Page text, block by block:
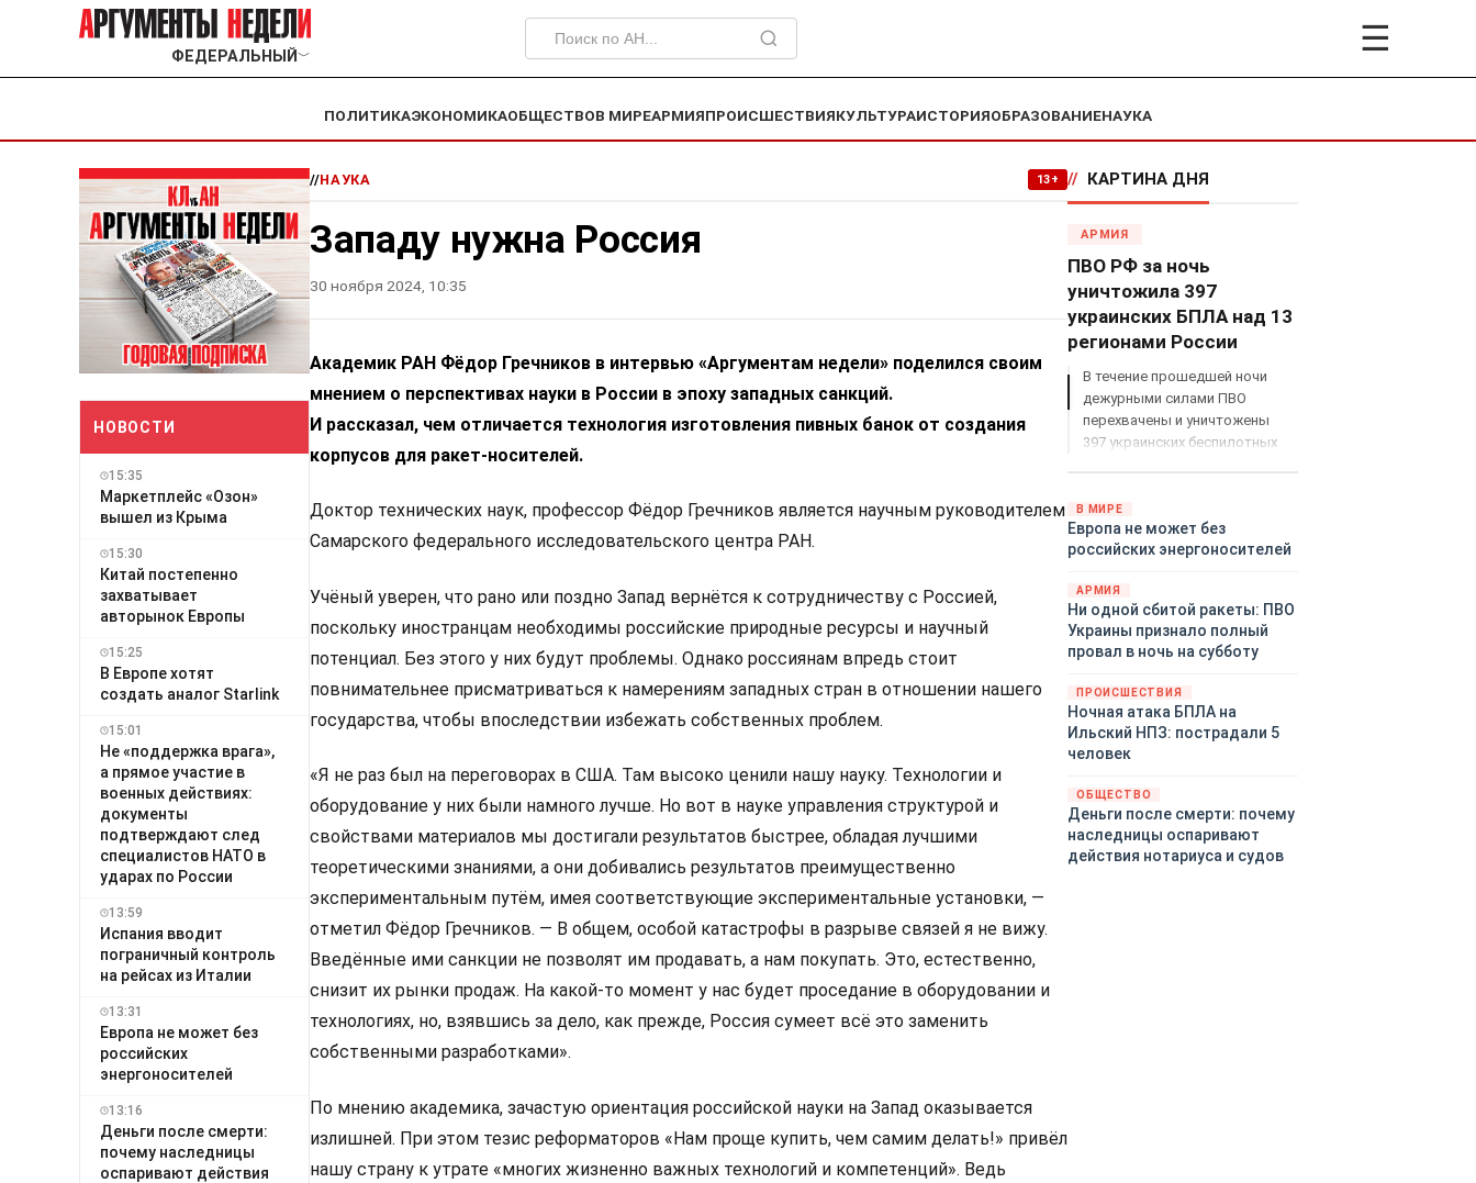
ФЕДЕРАЛЬНЫЙ ﹀ ☰
ПОЛИТИКАЭКОНОМИКАОБЩЕСТВОВ МИРЕАРМИЯПРОИСШЕСТВИЯКУЛЬТУРАИСТОРИЯОБРАЗОВАНИЕНАУКА
НОВОСТИ
15:35
Маркетплейс «Озон»
вышел из Крыма
15:30
Китай постепенно
захватывает
авторынок Европы
15:25
В Европе хотят
создать аналог Starlink
15:01
Не «поддержка врага»,
а прямое участие в
военных действиях:
документы
подтверждают след
специалистов НАТО в
ударах по России
13:59
Испания вводит
пограничный контроль
на рейсах из Италии
13:31
Европа не может без
российских
энергоносителей
13:16
Деньги после смерти:
почему наследницы
оспаривают действия
//НАУКА 13+
Западу нужна Россия
30 ноября 2024, 10:35
Академик РАН Фёдор Гречников в интервью «Аргументам недели» поделился своим
мнением о перспективах науки в России в эпоху западных санкций.
И рассказал, чем отличается технология изготовления пивных банок от создания
корпусов для ракет-носителей.
Доктор технических наук, профессор Фёдор Гречников является научным руководителем
Самарского федерального исследовательского центра РАН.
Учёный уверен, что рано или поздно Запад вернётся к сотрудничеству с Россией,
поскольку иностранцам необходимы российские природные ресурсы и научный
потенциал. Без этого у них будут проблемы. Однако россиянам впредь стоит
повнимательнее присматриваться к намерениям западных стран в отношении нашего
государства, чтобы впоследствии избежать собственных проблем.
«Я не раз был на переговорах в США. Там высоко ценили нашу науку. Технологии и
оборудование у них были намного лучше. Но вот в науке управления структурой и
свойствами материалов мы достигали результатов быстрее, обладая лучшими
теоретическими знаниями, а они добивались результатов преимущественно
экспериментальным путём, имея соответствующие экспериментальные установки, —
отметил Фёдор Гречников. — В общем, особой катастрофы в разрыве связей я не вижу.
Введённые ими санкции не позволят им продавать, а нам покупать. Это, естественно,
снизит их рынки продаж. На какой-то момент у нас будет проседание в оборудовании и
технологиях, но, взявшись за дело, как прежде, Россия сумеет всё это заменить
собственными разработками».
По мнению академика, зачастую ориентация российской науки на Запад оказывается
излишней. При этом тезис реформаторов «Нам проще купить, чем самим делать!» привёл
нашу страну к утрате «многих жизненно важных технологий и компетенций». Ведь
// КАРТИНА ДНЯ
АРМИЯ
ПВО РФ за ночь
уничтожила 397
украинских БПЛА над 13
регионами России
В течение прошедшей ночи
дежурными силами ПВО
перехвачены и уничтожены
397 украинских беспилотных
территориями Белгородской,
Брянской, Воронежской,
Курской, Липецкой,
Ростовской, Рязанской,
Самарской, Саратовской,
Тамбовской, Тульской
областей, Краснодарского
края, Республики Крым и над
акваторией Азовского моря.
В МИРЕ
Европа не может без
российских энергоносителей
АРМИЯ
Ни одной сбитой ракеты: ПВО
Украины признало полный
провал в ночь на субботу
ПРОИСШЕСТВИЯ
Ночная атака БПЛА на
Ильский НПЗ: пострадали 5
человек
ОБЩЕСТВО
Деньги после смерти: почему
наследницы оспаривают
действия нотариуса и судов